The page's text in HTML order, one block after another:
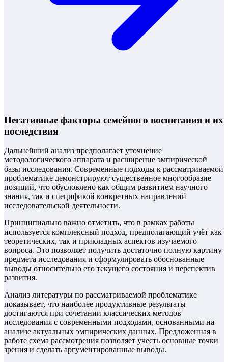
Негативные факторы семейного воспитания и их
последствия
Дальнейший анализ предполагает уточнение
методологического аппарата и расширение эмпирической
базы исследования. Современные подходы к рассматриваемой
проблематике демонстрируют существенное многообразие
позиций, что обусловлено как общим развитием научного
знания, так и спецификой конкретных направлений
исследовательской деятельности.
Принципиально важно отметить, что в рамках работы
используется комплексный подход, предполагающий учёт как
теоретических, так и прикладных аспектов изучаемого
вопроса. Это позволяет получить достаточно полную картину
предмета исследования и сформулировать обоснованные
выводы относительно его текущего состояния и перспектив
развития.
Анализ литературы по рассматриваемой проблематике
показывает, что наиболее продуктивные результаты
достигаются при сочетании классических методов
исследования с современными подходами, основанными на
анализе актуальных эмпирических данных. Предложенная в
работе схема рассмотрения позволяет учесть основные точки
зрения и сделать аргументированные выводы.